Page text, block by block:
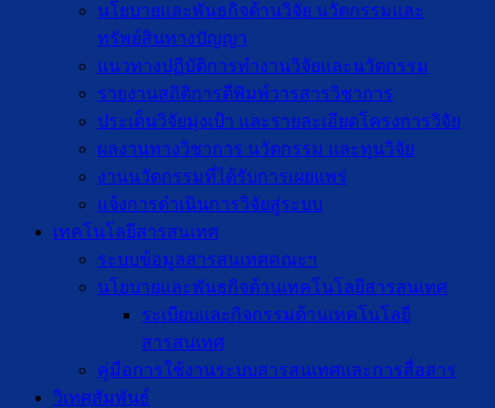
นโยบายและพันธกิจด้านวิจัย นวัตกรรมและ
ทรัพย์สินทางปัญญา
แนวทางปฏิบัติการทำงานวิจัยและนวัตกรรม
รายงานสถิติการตีพิมพ์วารสารวิชาการ
ประเด็นวิจัยมุ่งเป้า และรายละเอียดโครงการวิจัย
ผลงานทางวิชาการ นวัตกรรม และทุนวิจัย
งานนวัตกรรมที่ได้รับการเผยแพร่
แจ้งการดำเนินการวิจัยสู่ระบบ
เทคโนโลยีสารสนเทศ
ระบบข้อมูลสารสนเทศคณะฯ
นโยบายและพันธกิจด้านเทคโนโลยีสารสนเทศ
ระเบียบและกิจกรรมด้านเทคโนโลยี
สารสนเทศ
คู่มือการใช้งานระบบสารสนเทศและการสื่อสาร
วิเทศสัมพันธ์